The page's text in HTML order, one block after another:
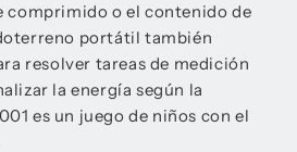
comprimido o el contenido de
portátil también
resolver tareas de medición
la energía según la
es un juego de niños con el